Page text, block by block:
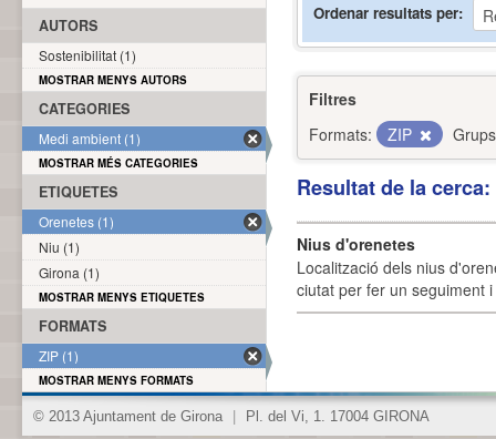
Ordenar resultats per
Filtres
Formats:
ZIP
Resultat de la
Nius d'orenetes
Localització dels nius
ciutat per fer un seguiment
AUTORS
Sostenibilitat (1)
MOSTRAR MENYS AUTORS
CATEGORIES
Medi ambient (1)
MOSTRAR MÉS CATEGORIES
ETIQUETES
Orenetes (1)
Niu (1)
Girona (1)
MOSTRAR MENYS ETIQUETES
FORMATS
ZIP (1)
MOSTRAR MENYS FORMATS
© 2013 Ajuntament de Girona Pl. del Vi, 1. 17004 GIRONA